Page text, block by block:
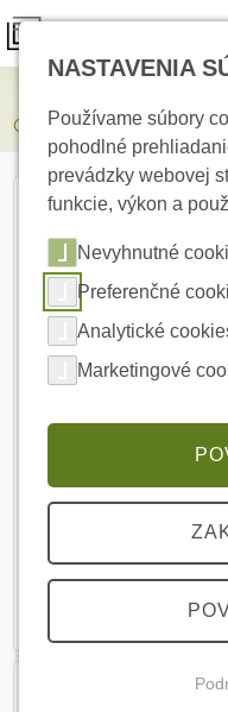
COMUNELLO VICTOR 2
NASTAVENIA
Používame súbory
pohodlné
prevádzky webovej
funkcie, výkon a
Nevyhnutné
Preferenčné
Analytické
Marketingové